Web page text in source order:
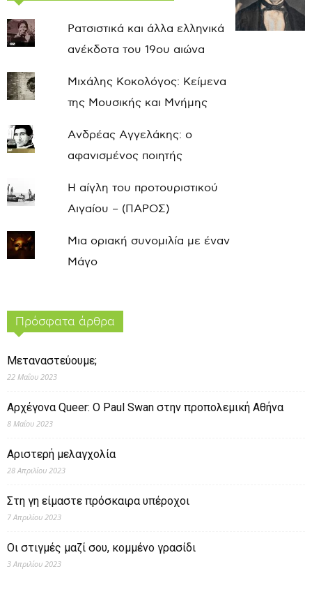
Ρατσιστικά και άλλα ελληνικά
ανέκδοτα του 19ου αιώνα
Μιχάλης Κοκολόγος: Κείμενα
της Μουσικής και Μνήμης
Ανδρέας Αγγελάκης: ο
αφανισμένος ποιητής
Η αίγλη του προτουριστικού
Αιγαίου – (ΠΑΡΟΣ)
Μια οριακή συνομιλία με έναν
Μάγο
Πρόσφατα άρθρα
Μεταναστεύουμε;
22 Μαΐου 2023
Αρχέγονα Queer: O Paul Swan στην προπολεμική Αθήνα
8 Μαΐου 2023
Αριστερή μελαγχολία
28 Απριλίου 2023
Στη γη είμαστε πρόσκαιρα υπέροχοι
7 Απριλίου 2023
Οι στιγμές μαζί σου, κομμένο γρασίδι
3 Απριλίου 2023